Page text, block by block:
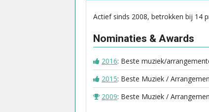
Actief sinds 2008, betrokken bij 14
Nominaties & Awards
2016: Beste muziek/
2015: Beste Muziek /
2009: Beste Muziek /